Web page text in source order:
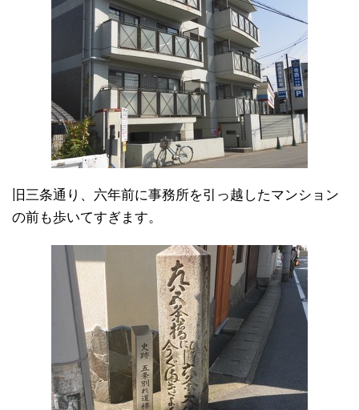
旧三条通り、六年前に事務所を引っ越したマンション
の前も歩いてすぎます。